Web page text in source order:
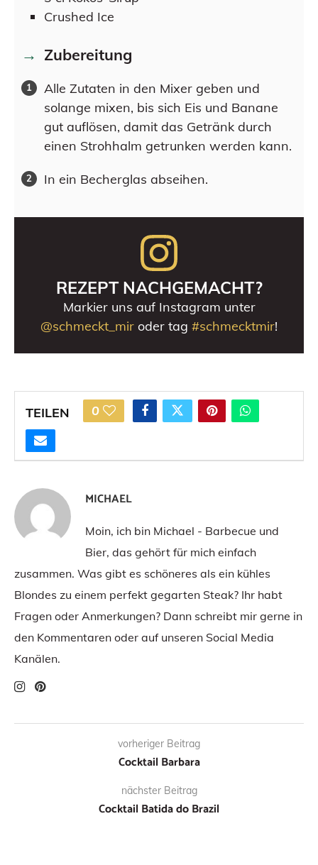
Crushed Ice
Zubereitung
Alle Zutaten in den Mixer geben und
solange mixen, bis sich Eis und Banane
gut auflösen, damit das Getränk durch
einen Strohhalm getrunken werden kann.
In ein Becherglas abseihen.
REZEPT NACHGEMACHT?
Markier uns auf Instagram unter
@schmeckt_mir oder tag #schmecktmir!
TEILEN 0
MICHAEL
Moin, ich bin Michael - Barbecue und
Bier, das gehört für mich einfach
zusammen. Was gibt es schöneres als ein kühles
Blondes zu einem perfekt gegarten Steak? Ihr habt
Fragen oder Anmerkungen? Dann schreibt mir gerne in
den Kommentaren oder auf unseren Social Media
Kanälen.
vorheriger Beitrag
Cocktail Barbara
nächster Beitrag
Cocktail Batida do Brazil